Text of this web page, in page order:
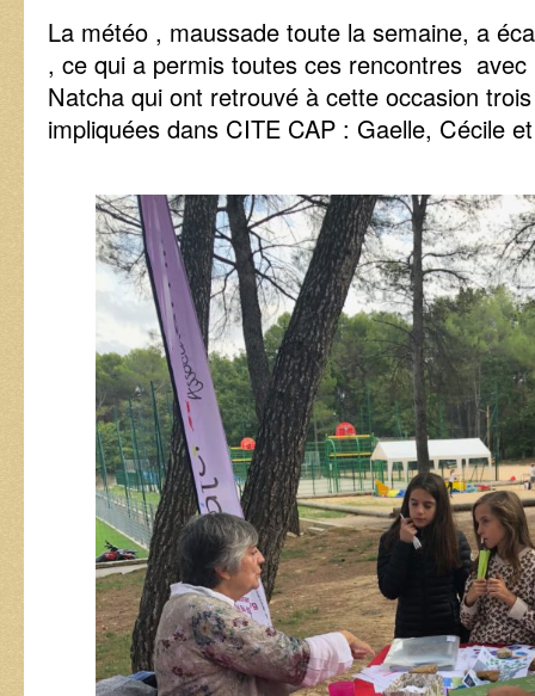
La météo , maussade toute la semaine, a
, ce qui a permis toutes ces rencontres
Natcha qui ont retrouvé à cette occasion
impliquées dans CITE CAP : Gaelle, Cécile